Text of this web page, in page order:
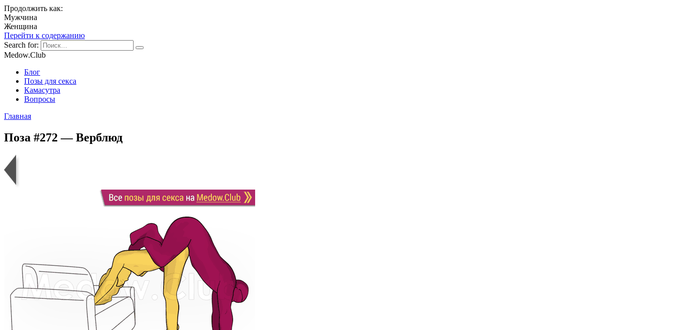
Продолжить как:
Мужчина
Женщина
Перейти к содержанию
Search for:
Medow.Club
Блог
Позы для секса
Камасутра
Вопросы
Главная
Поза #272 — Верблюд